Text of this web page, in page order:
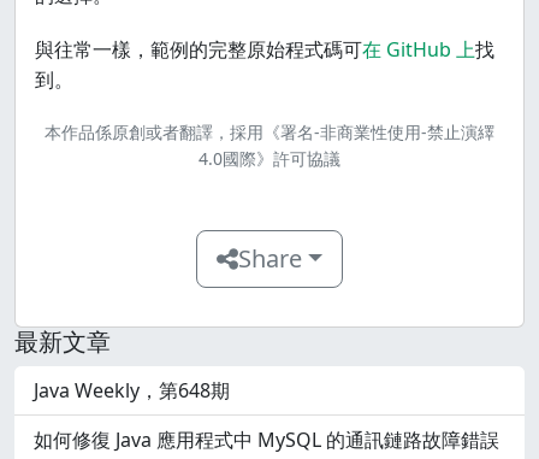
與往常一樣，範例的完整原始程式碼可在 GitHub 上找
到。
本作品係原創或者翻譯， 採用《署名-非商業性使用-禁止演繹
4.0國際》許可協議
Share
最新文章
Java Weekly，第648期
如何修復 Java 應用程式中 MySQL 的通訊鏈路故障錯誤